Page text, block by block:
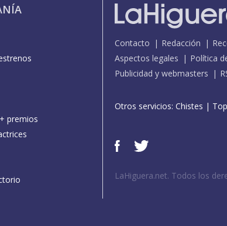
premios
Contacto Redacción
Aspectos legales
Política
Publicidad y webmasters
Otros servicios: Chistes |
LaHiguera.net. Todos los